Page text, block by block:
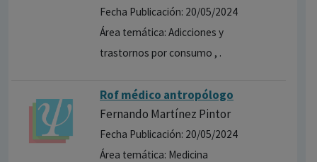
Fecha Publicación: 20/05/2024
Área temática: Adicciones y
trastornos por consumo , .
Rof médico antropólogo
Fernando Martínez Pintor
Fecha Publicación: 20/05/2024
Área temática: Medicina